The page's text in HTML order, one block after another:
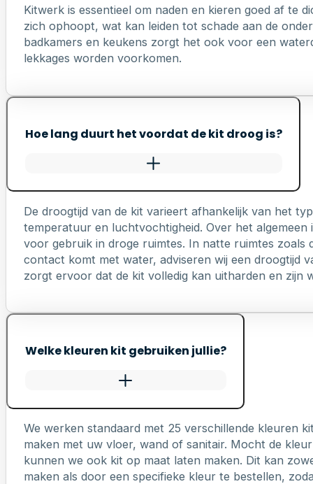
Kitwerk is essentieel om naden en kieren goed af te
zich ophoopt, wat kan leiden tot schade aan de
badkamers en keukens zorgt het ook voor een
lekkages worden voorkomen.
Hoe lang duurt het voordat de kit droog is?
De droogtijd van de kit varieert afhankelijk van het
temperatuur en luchtvochtigheid. Over het
voor gebruik in droge ruimtes. In natte ruimtes zoals
contact komt met water, adviseren wij een droogtijd
zorgt ervoor dat de kit volledig kan uitharden en zijn
Welke kleuren kit gebruiken jullie?
We werken standaard met 25 verschillende kleuren
maken met uw vloer, wand of sanitair. Mocht de
kunnen we ook kit op maat laten maken. Dit kan
maken als door een specifieke kleur te bestellen,